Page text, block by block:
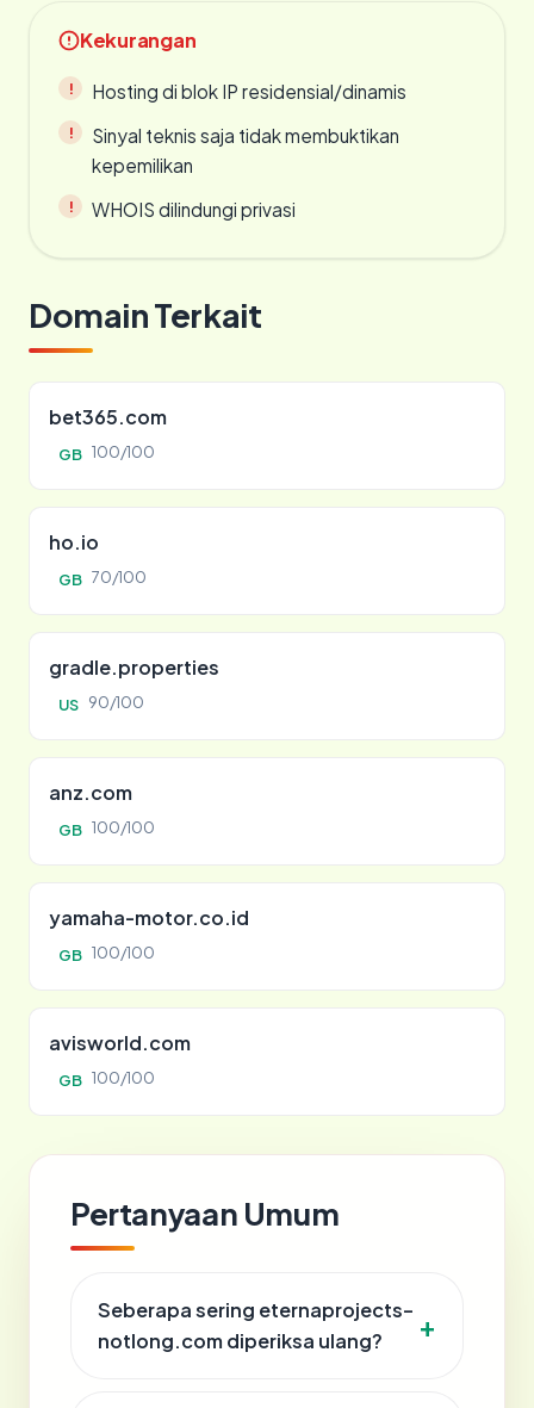
Kekurangan
Hosting di blok IP residensial/dinamis
Sinyal teknis saja tidak membuktikan
kepemilikan
WHOIS dilindungi privasi
Domain Terkait
bet365.com
GB 100/100
ho.io
GB 70/100
gradle.properties
US 90/100
anz.com
GB 100/100
yamaha-motor.co.id
GB 100/100
avisworld.com
GB 100/100
Pertanyaan Umum
Seberapa sering eternaprojects-
notlong.com diperiksa ulang?